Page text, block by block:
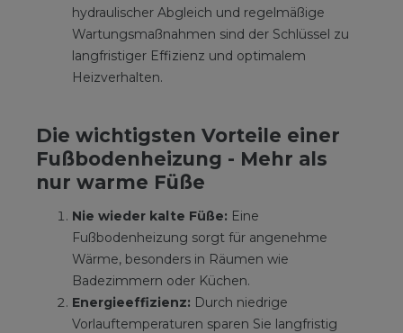
hydraulischer Abgleich und regelmäßige
Wartungsmaßnahmen sind der Schlüssel zu
langfristiger Effizienz und optimalem
Heizverhalten.
Die wichtigsten Vorteile einer
Fußbodenheizung - Mehr als
nur warme Füße
Nie wieder kalte Füße: Eine
Fußbodenheizung sorgt für angenehme
Wärme, besonders in Räumen wie
Badezimmern oder Küchen.
Energieeffizienz: Durch niedrige
Vorlauftemperaturen sparen Sie langfristig